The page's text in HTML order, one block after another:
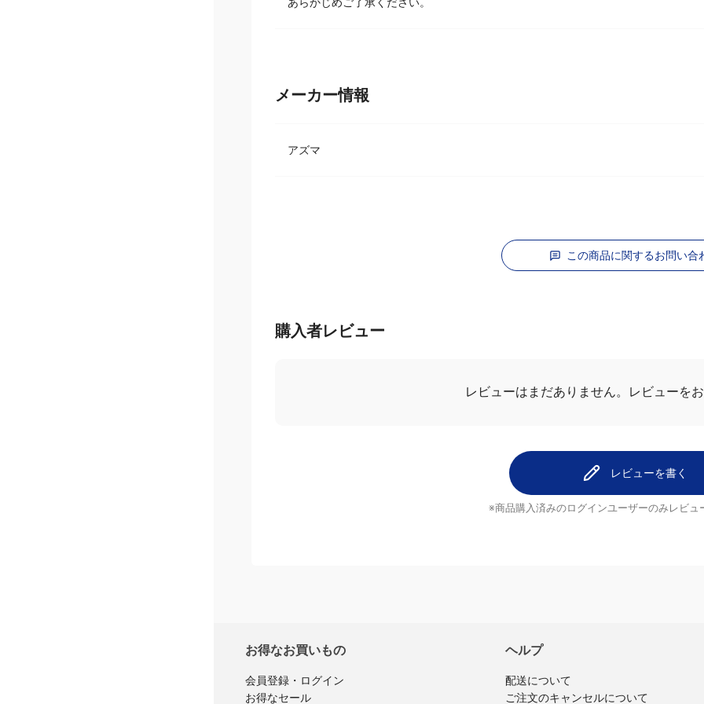
メーカー情報
アズマ
この商品に関するお問い合
購入者レビュー
レビューはまだありません。 レビューを
レビューを書く
※商品購入済みのログインユーザーのみ レビュ
お得なお買いもの
会員登録・ログイン
お得なセール
ヘルプ
配送について
ご注文のキャンセルについて